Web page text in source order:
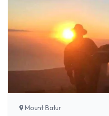
location_on Mount Batur